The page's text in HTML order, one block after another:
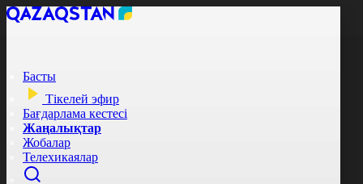
Басты
Тікелей эфир
Бағдарлама кестесі
Жаңалықтар
Жобалар
Телехикаялар